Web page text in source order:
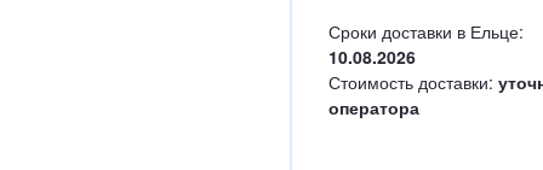
Сроки доставки в Ельце:
10.08.2026
Стоимость доставки:
оператора